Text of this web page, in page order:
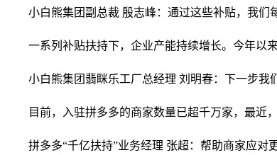
小白熊集团副总裁 殷志峰：通过这些补贴，我们
一系列补贴扶持下，企业产能持续增长。今年以
小白熊集团翡眯乐工厂总经理 刘明春：下一步我
目前，入驻拼多多的商家数量已超千万家，最近
拼多多“千亿扶持”业务经理 张超：帮助商家应对